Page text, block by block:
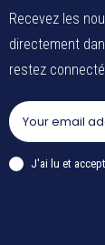
Recevez les
directement
restez
J'ai lu et